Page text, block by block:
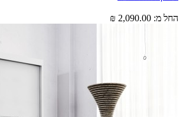
מ: 2,090.00 ₪